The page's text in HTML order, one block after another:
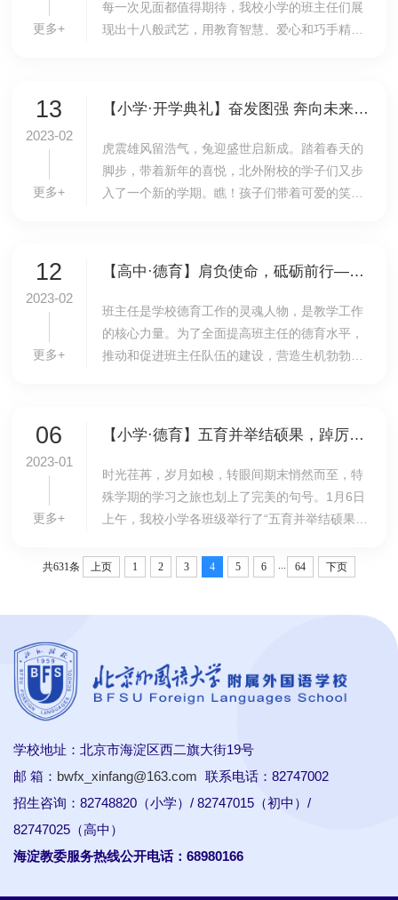
更多+
每一次见面都值得期待，我校小学的班主任们展
现出十八般武艺，用教育智慧、爱心和巧手精心
13
2023-02
更多+
【小学·开学典礼】奋发图强 奔向未来——我校举行2023年春季学期小学生开学典礼
虎震雄风留浩气，兔迎盛世启新成。踏着春天的
脚步，带着新年的喜悦，北外附校的学子们又步
入了一个新的学期。瞧！孩子们带着可爱的笑
12
2023-02
更多+
【高中·德育】肩负使命，砥砺前行——我校高中学部召开新学期班主任工作会议
班主任是学校德育工作的灵魂人物，是教学工作
的核心力量。为了全面提高班主任的德育水平，
推动和促进班主任队伍的建设，营造生机勃勃的
06
2023-01
更多+
【小学·德育】五育并举结硕果，踔厉奋发向未来——我校小学开展期末线上班级结业式活动
​时光荏苒，岁月如梭，转眼间期末悄然而至，特
殊学期的学习之旅也划上了完美的句号。1月6日
上午，我校小学各班级举行了“五育并举结硕果，
学德育处的统筹和指导下，在各位班主任的精
共631条 上页 1 2 3 4 5 6 ... 64 下页
学校地址：北京市海淀区西二旗大街19号
邮 箱： bwfx_xinfang@163.com 联系电话：82747002
招生咨询：82748820（小学）/ 82747015（初中）/
82747025（高中）
海淀教委服务热线公开电话：68980166